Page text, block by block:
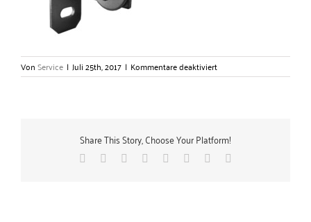
VonService | Juli 25th, 2017 | Kommentare deaktiviertfür
Konsolengrundplatten
GmbH
Share This Story, Choose Your Platform!
Facebook Reddit LinkedIn
TumblrPinterest